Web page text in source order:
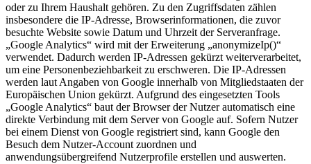
oder zu Ihrem Haushalt gehören. Zu den Zugriffsdaten zählen
insbesondere die IP-Adresse, Browserinformationen, die zuvor
besuchte Website sowie Datum und Uhrzeit der Serveranfrage.
„Google Analytics“ wird mit der Erweiterung „anonymizeIp()“
verwendet. Dadurch werden IP-Adressen gekürzt weiterverarbeitet,
um eine Personenbeziehbarkeit zu erschweren. Die IP-Adressen
werden laut Angaben von Google innerhalb von Mitgliedstaaten der
Europäischen Union gekürzt. Aufgrund des eingesetzten Tools
„Google Analytics“ baut der Browser der Nutzer automatisch eine
direkte Verbindung mit dem Server von Google auf. Sofern Nutzer
bei einem Dienst von Google registriert sind, kann Google den
Besuch dem Nutzer-Account zuordnen und
anwendungsübergreifend Nutzerprofile erstellen und auswerten.